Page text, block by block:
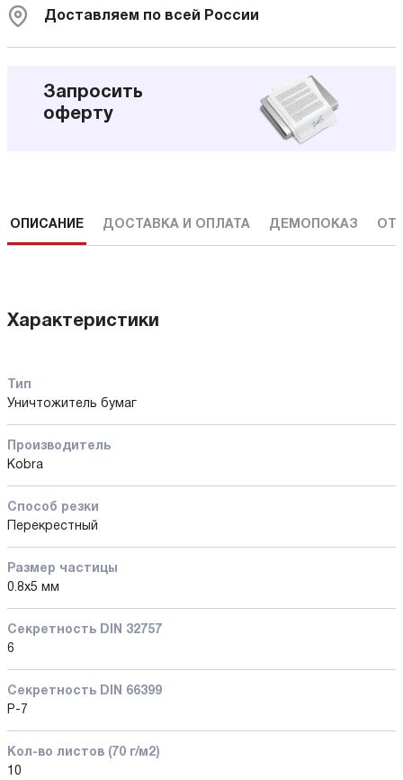
Доставляем по всей России
Запросить
оферту
ОПИСАНИЕ ДОСТАВКА И ОПЛАТА ДЕМОПОКАЗ
Характеристики
Тип
Уничтожитель бумаг
Производитель
Kobra
Способ резки
Перекрестный
Размер частицы
0.8x5 мм
Секретность DIN 32757
6
Секретность DIN 66399
P-7
Кол-во листов (70 г/м2)
10